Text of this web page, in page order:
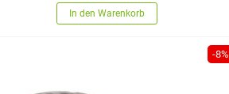
In den Warenkorb
-8%